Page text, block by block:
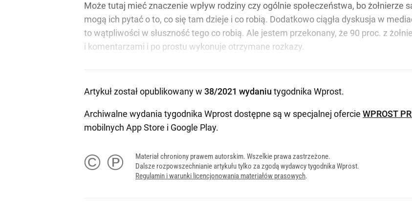
Może tutaj mieć znaczenie wpływ rodziny czy ogólnie społeczeństwa, bo żołnierze
mogą ich pytać o to, co się tam dzieje i co robią. Dodatkowo ciągła dyskusja w
to wątpliwości w słuszność tego co robią. Ale jestem przekonany, że 90 proc. z
i komentarzami i po prostu wykonuje otrzymane rozkazy.
Artykuł został opublikowany w 38/2021 wydaniu tygodnika Wprost.
Archiwalne wydania tygodnika Wprost dostępne są w specjalnej ofercie WPROST
mobilnych App Store i Google Play.
© ℗
Materiał chroniony prawem autorskim. Wszelkie prawa zastrzeżone.
Dalsze rozpowszechnianie artykułu tylko za zgodą wydawcy tygodnika Wprost.
Regulamin i warunki licencjonowania materiałów prasowych.